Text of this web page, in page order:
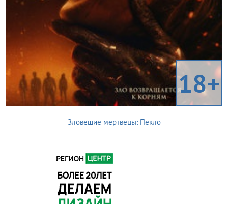
18+
Зловещие мертвецы: Пекло